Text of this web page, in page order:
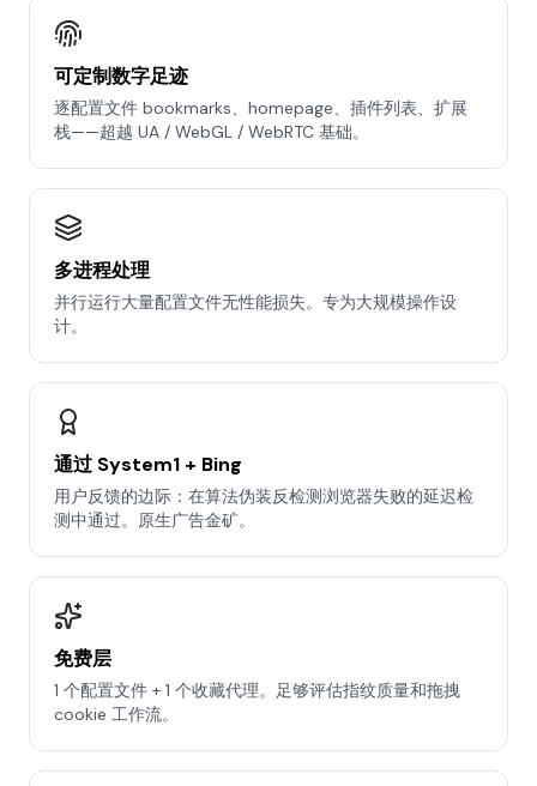
可定制数字足迹
逐配置文件 bookmarks、homepage、插件列表、扩展
栈——超越 UA / WebGL / WebRTC 基础。
多进程处理
并行运行大量配置文件无性能损失。专为大规模操作设
计。
通过 System1 + Bing
用户反馈的边际：在算法伪装反检测浏览器失败的延迟检
测中通过。原生广告金矿。
免费层
1 个配置文件 + 1 个收藏代理。足够评估指纹质量和拖拽
cookie 工作流。